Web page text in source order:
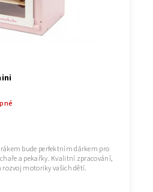
bude perfektním dárkem pro
a pekařky. Kvalitní zpracování,
motoriky vašich dětí.